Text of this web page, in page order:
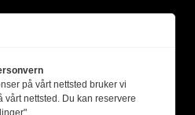
på vårt nettsted bruker vi
vårt nettsted. Du kan reservere